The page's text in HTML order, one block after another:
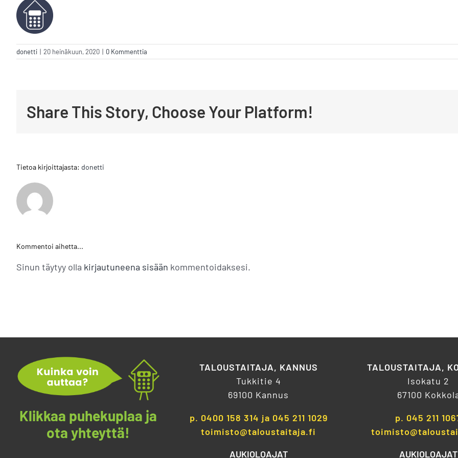
donetti | 20 heinäkuun, 2020 | 0 Kommenttia
Share This Story, Choose Your Platform!
Tietoa kirjoittajasta: donetti
Kommentoi aihetta...
Sinun täytyy olla kirjautuneena sisään kommentoidaksesi.
Klikkaa puhekuplaa ja
ota yhteyttä!
TALOUSTAITAJA, KANNUS
Tukkitie 4
69100 Kannus
p. 0400 158 314 ja 045 211 1029
toimisto@taloustaitaja.fi
AUKIOLOAJAT
TALOUSTAITAJA,
Isokatu 2
67100
p. 045 211
AUKIOLOAJAT